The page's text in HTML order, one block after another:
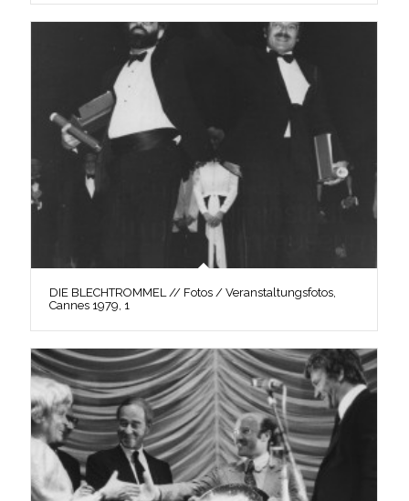
DIE BLECHTROMMEL // Fotos / Veranstaltungsfotos,
Cannes 1979, 1